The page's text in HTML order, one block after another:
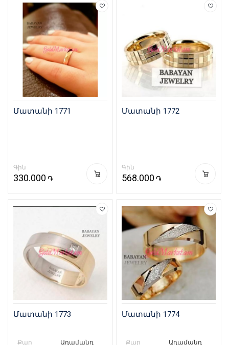
Մատանի 1771
Գին
330.000 ֏
Մատանի 1772
Գին
568.000 ֏
Մատանի 1773
Քար Ադամանդ
Մատանի 1774
Քար Ադամանդ